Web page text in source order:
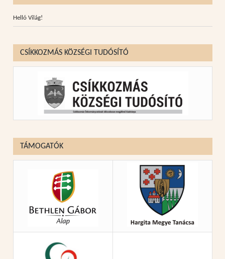
Helló Világ!
CSÍKKOZMÁS KÖZSÉGI TUDÓSÍTÓ
TÁMOGATÓK